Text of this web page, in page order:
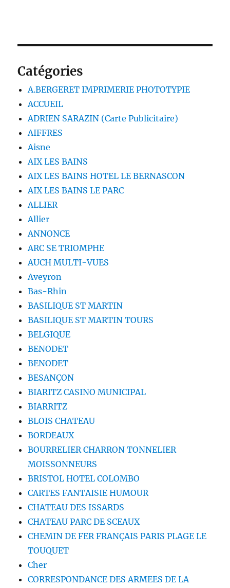
Catégories
A.BERGERET IMPRIMERIE PHOTOTYPIE
ACCUEIL
ADRIEN SARAZIN (Carte Publicitaire)
AIFFRES
Aisne
AIX LES BAINS
AIX LES BAINS HOTEL LE BERNASCON
AIX LES BAINS LE PARC
ALLIER
Allier
ANNONCE
ARC SE TRIOMPHE
AUCH MULTI-VUES
Aveyron
Bas-Rhin
BASILIQUE ST MARTIN
BASILIQUE ST MARTIN TOURS
BELGIQUE
BENODET
BENODET
BESANÇON
BIARITZ CASINO MUNICIPAL
BIARRITZ
BLOIS CHATEAU
BORDEAUX
BOURRELIER CHARRON TONNELIER
MOISSONNEURS
BRISTOL HOTEL COLOMBO
CARTES FANTAISIE HUMOUR
CHATEAU DES ISSARDS
CHATEAU PARC DE SCEAUX
CHEMIN DE FER FRANÇAIS PARIS PLAGE LE
TOUQUET
Cher
CORRESPONDANCE DES ARMEES DE LA